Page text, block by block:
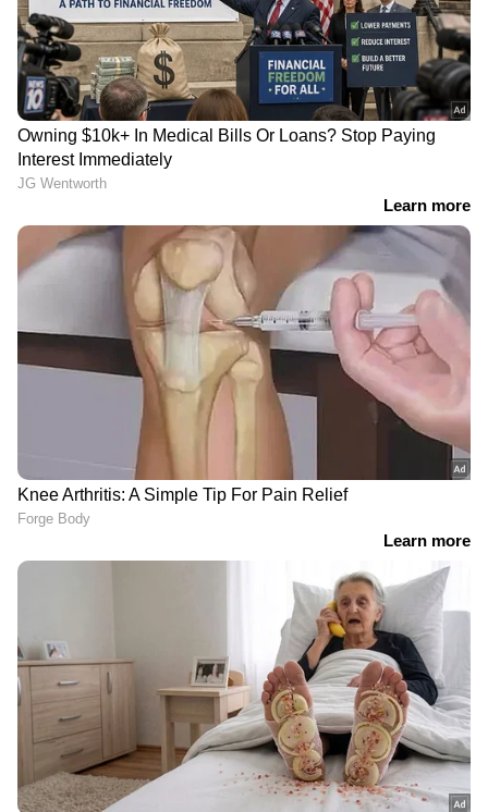
LATEST VIDEOS
9 At Nine Malayalam News |
വാർത്തകൾ വിശദമായി | 06 August
'ഏരിയ കമ്മിറ്റി ഓഫീസ്
നിർമ്മാണത്തിൽ അവതരിപ്പിച്ച
ലക്ഷങ്ങൾ കൂടിയതെങ്ങനെ?'